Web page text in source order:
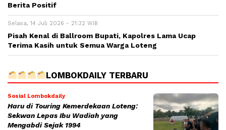
Berita Positif
Selasa, 14 Juli 2026 - 21:32 WIB
Pisah Kenal di Ballroom Bupati, Kapolres Lama Ucap
Terima Kasih untuk Semua Warga Loteng
LOMBOKDAILY TERBARU
Sosial Lombokdaily
Haru di Touring Kemerdekaan Loteng:
Sekwan Lepas Ibu Wadiah yang
Mengabdi Sejak 1994